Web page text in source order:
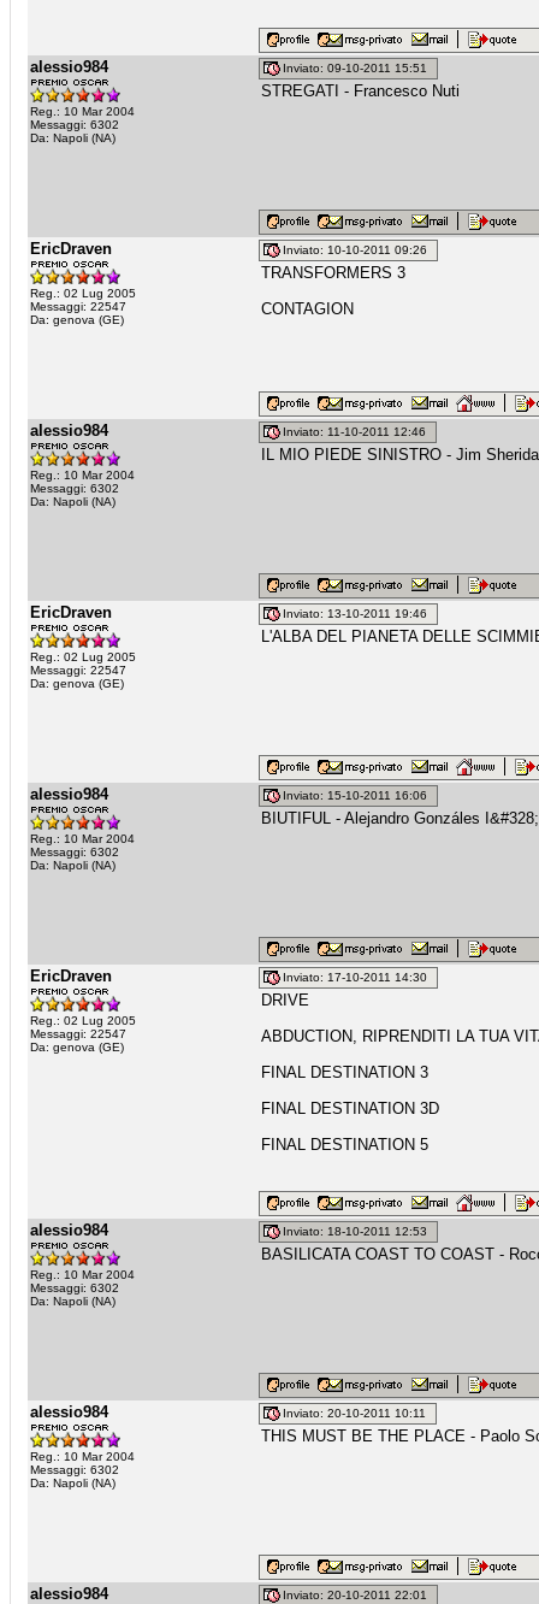
alessio984
Reg.: 10 Mar 2004
Messaggi: 6302
Da: Napoli (NA)
Inviato: 09-10-2011 15:51
STREGATI - Francesco Nuti
EricDraven
Reg.: 02 Lug 2005
Messaggi: 22547
Da: genova (GE)
Inviato: 10-10-2011 09:26
TRANSFORMERS 3
CONTAGION
alessio984
Reg.: 10 Mar 2004
Messaggi: 6302
Da: Napoli (NA)
Inviato: 11-10-2011 12:46
IL MIO PIEDE SINISTRO - Jim
EricDraven
Reg.: 02 Lug 2005
Messaggi: 22547
Da: genova (GE)
Inviato: 13-10-2011 19:46
L'ALBA DEL PIANETA DELLE
alessio984
Reg.: 10 Mar 2004
Messaggi: 6302
Da: Napoli (NA)
Inviato: 15-10-2011 16:06
BIUTIFUL - Alejandro Gonzáles
EricDraven
Reg.: 02 Lug 2005
Messaggi: 22547
Da: genova (GE)
Inviato: 17-10-2011 14:30
DRIVE
ABDUCTION, RIPRENDITI LA TUA
FINAL DESTINATION 3
FINAL DESTINATION 3D
FINAL DESTINATION 5
alessio984
Reg.: 10 Mar 2004
Messaggi: 6302
Da: Napoli (NA)
Inviato: 18-10-2011 12:53
BASILICATA COAST TO COAST -
alessio984
Reg.: 10 Mar 2004
Messaggi: 6302
Da: Napoli (NA)
Inviato: 20-10-2011 10:11
THIS MUST BE THE PLACE - Paolo
alessio984 Inviato: 20-10-2011 22:01